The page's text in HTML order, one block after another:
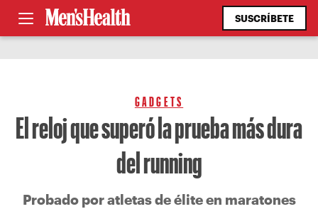
SUSCRÍBETE
GADGETS
El reloj que superó la prueba más dura
del running
Probado por atletas de élite en maratones